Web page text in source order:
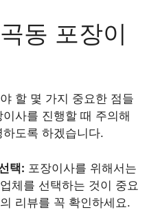
동 포장이
할 몇 가지 중요한 점들
사를 진행할 때 주의해
도록 하겠습니다.
택: 포장이사를 위해서는
체를 선택하는 것이 중요
리뷰를 꼭 확인하세요.